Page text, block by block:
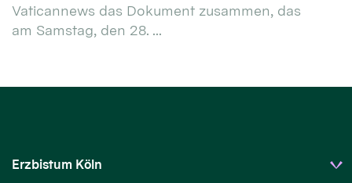
Vaticannews das Dokument zusammen, das
am Samstag, den 28. ...
Erzbistum Köln